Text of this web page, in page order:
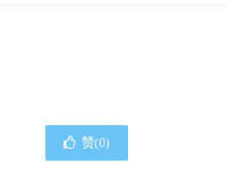
赞(0)